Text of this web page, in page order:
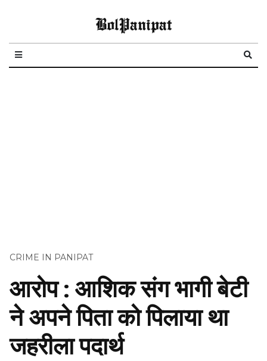
BolPanipat
CRIME IN PANIPAT
आरोप : आशिक संग भागी बेटी
ने अपने पिता को पिलाया था
जहरीला पदार्थ